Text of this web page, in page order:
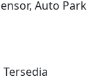
Auto Park